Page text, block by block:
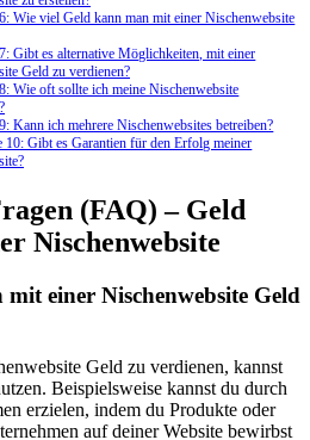
Wie viel Geld kann man mit einer Nischenwebsite
Gibt es alternative Möglichkeiten, mit einer
Geld zu verdienen?
Wie oft sollte ich meine Nischenwebsite
Kann ich mehrere Nischenwebsites betreiben?
10: Gibt es Garantien für den Erfolg meiner
(FAQ) – Geld
Nischenwebsite
einer Nischenwebsite Geld
Geld zu verdienen, kannst
Beispielsweise kannst du durch
erzielen, indem du Produkte oder
auf deiner Website bewirbst